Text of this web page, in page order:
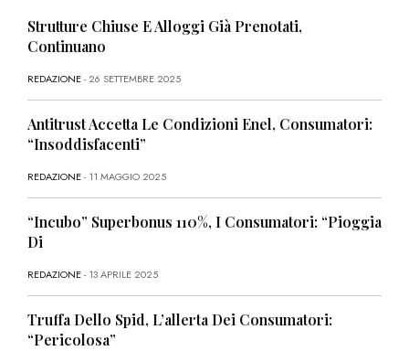
Strutture Chiuse E Alloggi Già Prenotati,
Continuano
REDAZIONE- 26 SETTEMBRE 2025
Antitrust Accetta Le Condizioni Enel, Consumatori:
“Insoddisfacenti”
REDAZIONE- 11 MAGGIO 2025
“Incubo” Superbonus 110%, I Consumatori: “Pioggia
Di
REDAZIONE- 13 APRILE 2025
Truffa Dello Spid, L’allerta Dei Consumatori:
“Pericolosa”